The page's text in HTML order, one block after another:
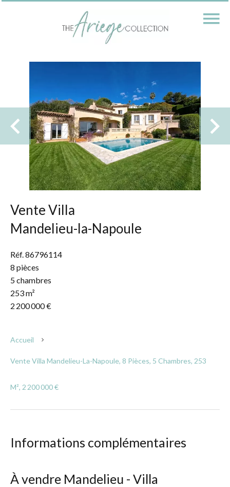
Vente Villa
Mandelieu-la-Napoule
Réf. 86796114
8 pièces
5 chambres
253 m²
2 200 000 €
Accueil
Vente Villa Mandelieu-La-Napoule, 8 Pièces, 5 Chambres, 253
M², 2 200 000 €
Informations complémentaires
À vendre Mandelieu - Villa